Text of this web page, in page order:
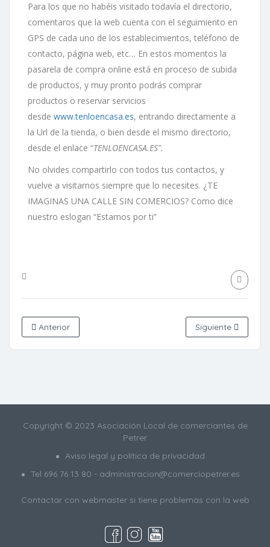
Para los que no habéis visitado todavía el directorio,
comentaros que la web cuenta con el seguimiento en
GPS de cada uno de los establecimientos, teléfono de
contacto, página web, etc… En estos momentos la
pasarela de compra online está en proceso de subida
de productos, y muy pronto podrás comprar
productos o reservar servicios
desde www.tenloencasa.es, entrando directamente a
la Url de la tienda, o bien desde el mismo directorio,
desde el enlace “TENLOENCASA.ES”.
No olvides compartirlo con todos tus contactos, y
vuelve a visitarnos siempre que lo necesites. ¿TE
IMAGINAS UNA CALLE SIN COMERCIOS? Como dice
nuestro eslogan “Estamos por ti”
Anterior Siguiente
Copyright © 2023 Asociación Local de comerciantes de
Petrer
Aviso legal y política de privacidad
Tel 696 76 13 80 - administracion@comerciopetrer.es
Contactar con webmaster si tiene problemas con la web